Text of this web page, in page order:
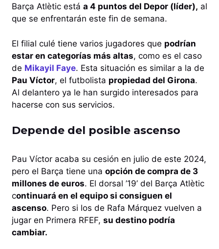
Barça Atlètic está a 4 puntos del Depor (líder), al
que se enfrentarán este fin de semana.
El filial culé tiene varios jugadores que podrían
estar en categorías más altas, como es el caso
de Mikayil Faye. Esta situación es similar a la de
Pau Víctor, el futbolista propiedad del Girona.
Al delantero ya le han surgido interesados para
hacerse con sus servicios.
Depende del posible ascenso
Pau Víctor acaba su cesión en julio de este 2024,
pero el Barça tiene una opción de compra de 3
millones de euros. El dorsal ’19’ del Barça Atlètic
continuará en el equipo si consiguen el
ascenso. Pero si los de Rafa Márquez vuelven a
jugar en Primera RFEF, su destino podría
cambiar.